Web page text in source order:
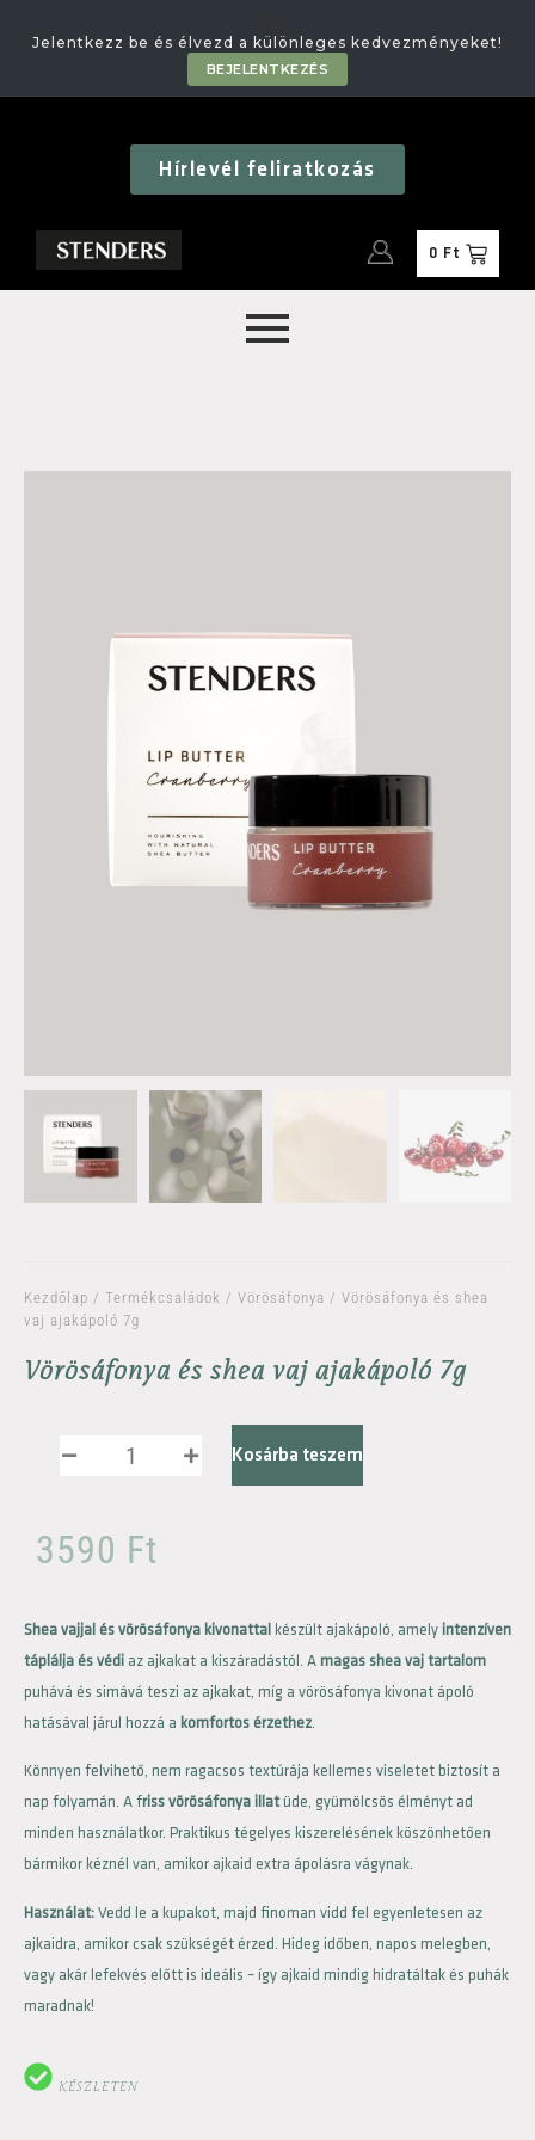
Jelentkezz be és élvezd a különleges kedvezményeket!
BEJELENTKEZÉS
Hírlevél feliratkozás
0 Ft
Kezdőlap / Termékcsaládok / Vörösáfonya / Vörösáfonya és shea
vaj ajakápoló 7g
Vörösáfonya és shea vaj ajakápoló 7g
Kosárba teszem
3590 Ft
Shea vajjal és vörösáfonya kivonattal készült ajakápoló, amely intenzíven
táplálja és védi az ajkakat a kiszáradástól. Amagas shea vaj tartalom
puhává és simává teszi az ajkakat, míg a vörösáfonya kivonat ápoló
hatásával járul hozzá a komfortos érzethez.
Könnyen felvihető, nem ragacsos textúrája kellemes viseletet biztosít a
nap folyamán. A friss vörösáfonya illatüde, gyümölcsös élményt ad
minden használatkor. Praktikus tégelyes kiszerelésének köszönhetően
bármikor kéznél van, amikor ajkaid extra ápolásra vágynak.
Használat:Vedd le a kupakot, majd finoman vidd fel egyenletesen az
ajkaidra, amikor csak szükségét érzed. Hideg időben, napos melegben,
vagy akár lefekvés előtt is ideális – így ajkaid mindig hidratáltak és puhák
maradnak!
KÉSZLETEN